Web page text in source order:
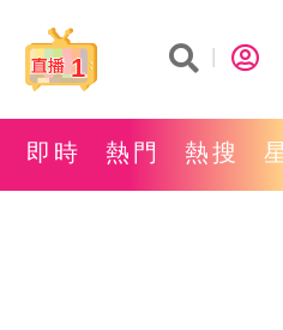
1
即時 熱門 熱搜